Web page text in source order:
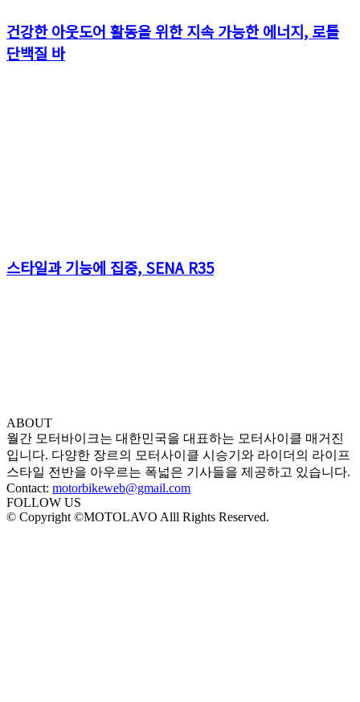
건강한 아웃도어 활동을 위한 지속 가능한 에너지, 로틀
단백질 바
스타일과 기능에 집중, SENA R35
ABOUT
월간 모터바이크는 대한민국을 대표하는 모터사이클 매거진
입니다. 다양한 장르의 모터사이클 시승기와 라이더의 라이프
스타일 전반을 아우르는 폭넓은 기사들을 제공하고 있습니다.
Contact: motorbikeweb@gmail.com
FOLLOW US
© Copyright ©MOTOLAVO Alll Rights Reserved.